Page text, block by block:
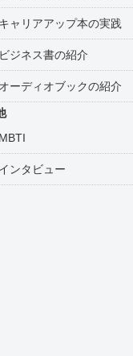
ャリアアップ本の実践
ジネス書の紹介
ーディオブックの紹介
ンタビュー